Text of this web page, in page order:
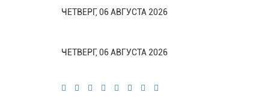
ЧЕТВЕРГ, 06 АВГУСТА 2026
ЧЕТВЕРГ, 06 АВГУСТА 2026